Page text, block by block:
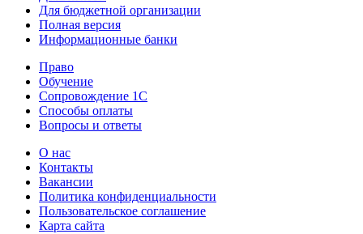
Для бюджетной организации
Полная версия
Информационные банки
Право
Обучение
Сопровождение 1С
Способы оплаты
Вопросы и ответы
О нас
Контакты
Вакансии
Политика конфиденциальности
Пользовательское соглашение
Карта сайта